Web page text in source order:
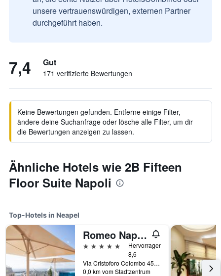
unsere vertrauenswürdigen, externen Partner
durchgeführt haben.
7,4 Gut
171 verifizierte Bewertungen
Keine Bewertungen gefunden. Entferne einige Filter,
ändere deine Suchanfrage oder lösche alle Filter, um dir
die Bewertungen anzeigen zu lassen.
Ähnliche Hotels wie 2B Fifteen
Floor Suite Napoli
Top-Hotels in Neapel
Romeo Napoli
5 Sterne
Hervorragend
8,6
Via Cristoforo Colombo 45, Neapel, Provinz Neapel, Italien
0,0 km vom Stadtzentrum